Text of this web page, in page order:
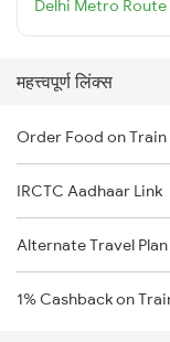
Delhi Metro Route
महत्त्वपूर्ण लिंक्स
Order Food on Train
IRCTC Aadhaar Link
Alternate Travel Plan
1% Cashback on